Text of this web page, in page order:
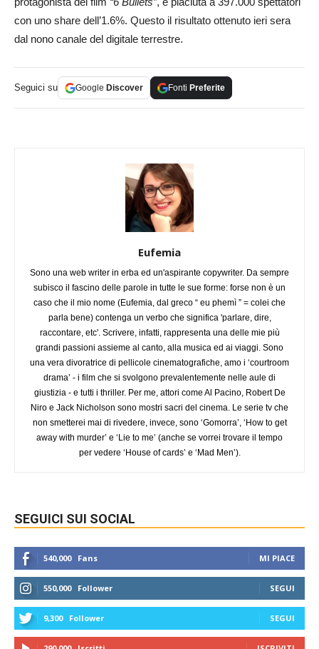
con uno share dell’1.6%. Questo il risultato ottenuto ieri sera
dal nono canale del digitale terrestre.
Seguici su Google Discover Fonti Preferite
Eufemia
Sono una web writer in erba ed un'aspirante copywriter. Da sempre
subisco il fascino delle parole in tutte le sue forme: forse non è un
caso che il mio nome (Eufemia, dal greco “ eu phemì ” = colei che
parla bene) contenga un verbo che significa 'parlare, dire,
raccontare, etc'. Scrivere, infatti, rappresenta una delle mie più
grandi passioni assieme al canto, alla musica ed ai viaggi. Sono
una vera divoratrice di pellicole cinematografiche, amo i ‘courtroom
drama’ - i film che si svolgono prevalentemente nelle aule di
giustizia - e tutti i thriller. Per me, attori come Al Pacino, Robert De
Niro e Jack Nicholson sono mostri sacri del cinema. Le serie tv che
non smetterei mai di rivedere, invece, sono ‘Gomorra’, ‘How to get
away with murder’ e ‘Lie to me’ (anche se vorrei trovare il tempo
per vedere ‘House of cards’ e ‘Mad Men’).
SEGUICI SUI SOCIAL
540,000 Fans MI PIACE
550,000 Follower SEGUI
9,300 Follower SEGUI